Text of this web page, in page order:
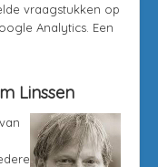
vraagstukken op
Analytics. Een
Linssen